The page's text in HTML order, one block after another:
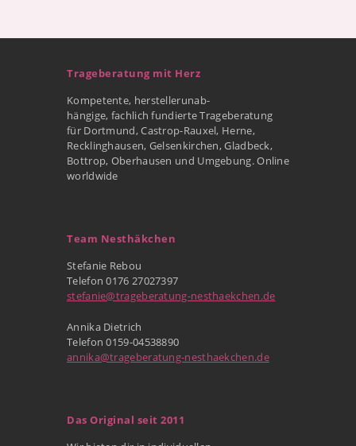
Trageberatung mit Herz
Kompetente, herstellerunab-
hängige, fachlich fundierte Trageberatung
für Dortmund, Castrop-Rauxel, Herne,
Recklinghausen, Gelsenkirchen, Gladbeck,
Bottrop, Oberhausen und Umgebung. Online
worldwide
Team Nesthäkchen
Stefanie Rebou
Telefon 0176 27027397
stefanie@trageberatung-nesthaekchen.de
Annika Dietrich
Telefon 0159-04538890
annika@trageberatung-nesthaekchen.de
Das Original seit 2011